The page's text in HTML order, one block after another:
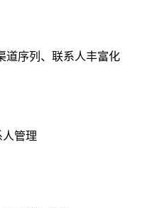
道序列、联系人丰富化
人管理